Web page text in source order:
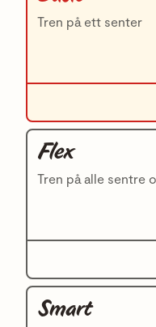
Tren på ett senter
Flex
Tren på alle sentre
Smart